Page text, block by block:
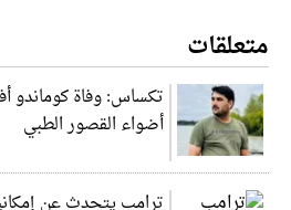
متعلقات
تكساس: وفاة كوماندو
أضواء القصور الطبي
ترامب يتحدث عن